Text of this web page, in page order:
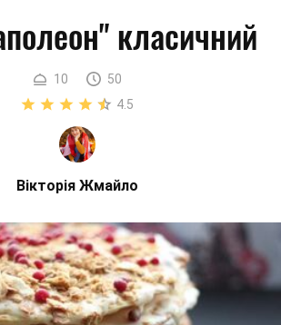
класичний
10
50
4.5
Вікторія Жмайло